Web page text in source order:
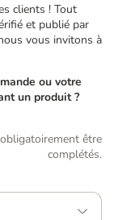
clients ! Tout
et publié par
vous invitons à
ou votre
un produit ?
être
complétés.